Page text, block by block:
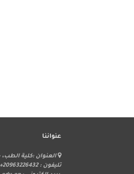
عنواننا
العنوان :كلية
تليفون : 20963226432+